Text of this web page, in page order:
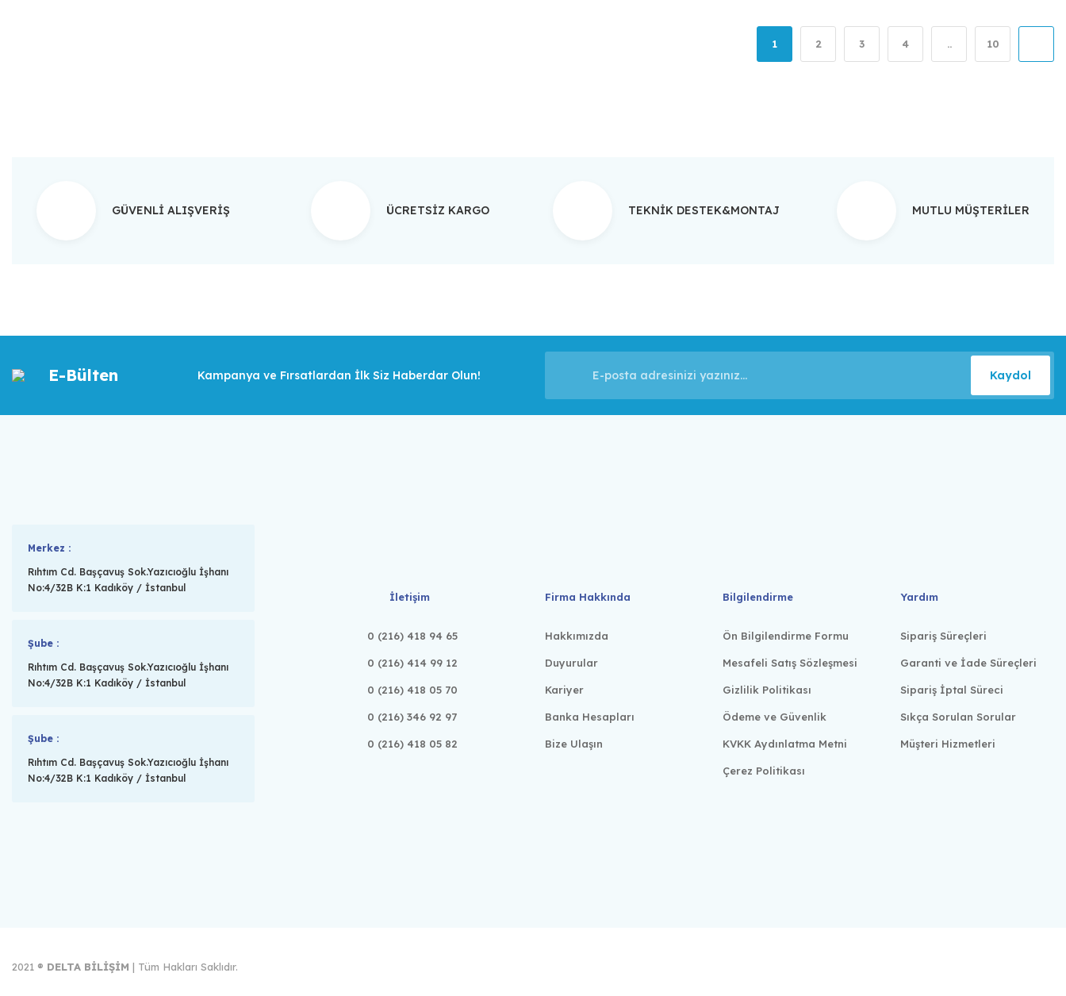
1 2 3 4 .. 10
GÜVENLİ ALIŞVERİŞ ÜCRETSİZ KARGO TEKNİK DESTEK&MONTAJ MUTLU MÜŞTERİLER
E-Bülten Kampanya ve Fırsatlardan İlk Siz Haberdar Olun! Kaydol
Merkez :
Rıhtım Cd. Başçavuş Sok.Yazıcıoğlu İşhanı
No:4/32B K:1 Kadıköy / İstanbul
Şube :
Rıhtım Cd. Başçavuş Sok.Yazıcıoğlu İşhanı
No:4/32B K:1 Kadıköy / İstanbul
Şube :
Rıhtım Cd. Başçavuş Sok.Yazıcıoğlu İşhanı
No:4/32B K:1 Kadıköy / İstanbul
İletişim
0 (216) 418 94 65
0 (216) 414 99 12
0 (216) 418 05 70
0 (216) 346 92 97
0 (216) 418 05 82
Firma Hakkında
Hakkımızda
Duyurular
Kariyer
Banka Hesapları
Bize Ulaşın
Bilgilendirme
Ön Bilgilendirme Formu
Mesafeli Satış Sözleşmesi
Gizlilik Politikası
Ödeme ve Güvenlik
KVKK Aydınlatma Metni
Çerez Politikası
Yardım
Sipariş Süreçleri
Garanti ve İade Süreçleri
Sipariş İptal Süreci
Sıkça Sorulan Sorular
Müşteri Hizmetleri
2021 ® DELTA BİLİŞİM | Tüm Hakları Saklıdır.